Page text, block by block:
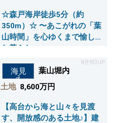
☆森戸海岸徒歩5分（約
350m）☆ 〜あこがれの「葉
山時間」を心ゆくまで愉し
む暮らし〜
8月9日UP
海見
え
葉山堀内
土地 8,600万円
【高台から海と山々を見渡
す、開放感のある土地♪】建